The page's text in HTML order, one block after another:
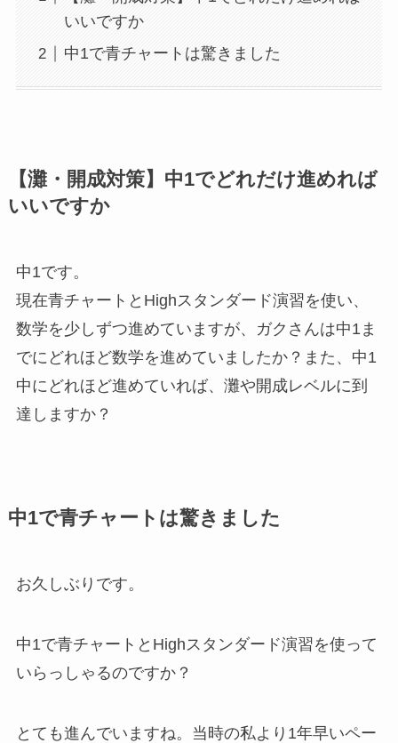
いいですか
中1で青チャートは驚きました
【灘・開成対策】中1でどれだけ進めれば
いいですか
中1です。
現在青チャートとHighスタンダード演習を使い、
数学を少しずつ進めていますが、ガクさんは中1ま
でにどれほど数学を進めていましたか？また、中1
中にどれほど進めていれば、灘や開成レベルに到
達しますか？
中1で青チャートは驚きました
お久しぶりです。
中1で青チャートとHighスタンダード演習を使って
いらっしゃるのですか？
とても進んでいますね。当時の私より1年早いペー